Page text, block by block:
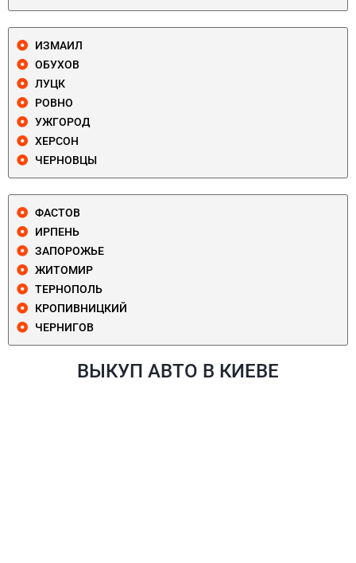
ИЗМАИЛ
ОБУХОВ
ЛУЦК
РОВНО
УЖГОРОД
ХЕРСОН
ЧЕРНОВЦЫ
ФАСТОВ
ИРПЕНЬ
ЗАПОРОЖЬЕ
ЖИТОМИР
ТЕРНОПОЛЬ
КРОПИВНИЦКИЙ
ЧЕРНИГОВ
ВЫКУП АВТО В КИЕВЕ